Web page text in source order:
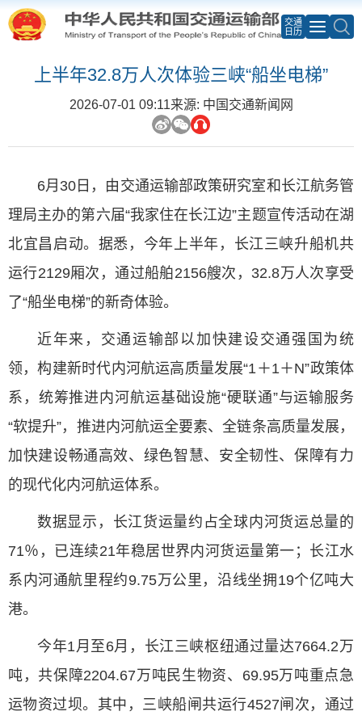
交通
日历
上半年32.8万人次体验三峡“船坐电梯”
2026-07-01 09:11来源: 中国交通新闻网
6月30日，由交通运输部政策研究室和长江航务管
理局主办的第六届“我家住在长江边”主题宣传活动在湖
北宜昌启动。据悉，今年上半年，长江三峡升船机共
运行2129厢次，通过船舶2156艘次，32.8万人次享受
了“船坐电梯”的新奇体验。
近年来，交通运输部以加快建设交通强国为统
领，构建新时代内河航运高质量发展“1＋1＋N”政策体
系，统筹推进内河航运基础设施“硬联通”与运输服务
“软提升”，推进内河航运全要素、全链条高质量发展，
加快建设畅通高效、绿色智慧、安全韧性、保障有力
的现代化内河航运体系。
数据显示，长江货运量约占全球内河货运总量的
71％，已连续21年稳居世界内河货运量第一；长江水
系内河通航里程约9.75万公里，沿线坐拥19个亿吨大
港。
今年1月至6月，长江三峡枢纽通过量达7664.2万
吨，共保障2204.67万吨民生物资、69.95万吨重点急
运物资过坝。其中，三峡船闸共运行4527闸次，通过